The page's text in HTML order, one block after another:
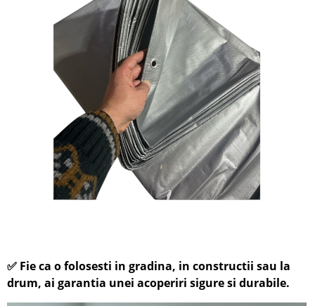
✅ Fie ca o folosesti in gradina, in constructii sau la
drum, ai garantia unei acoperiri sigure si durabile.